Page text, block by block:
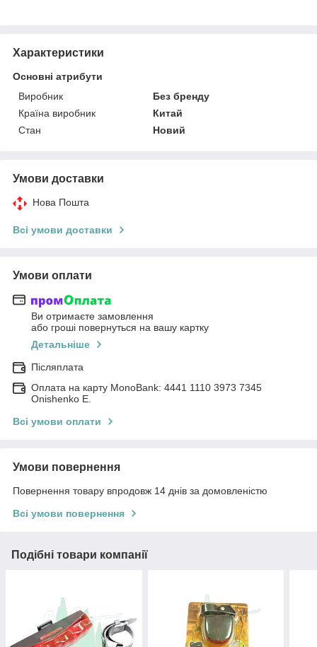
Характеристики
Основні атрибути
Виробник
Без бренду
Країна виробник
Китай
Стан
Новий
Умови доставки
Нова Пошта
Всі умови доставки
Умови оплати
Ви отримаєте замовлення
або гроші повернуться на вашу картку
Детальніше
Післяплата
Оплата на карту MonoBank: 4441 1110 3973 7345
Onishenko E.
Всі умови оплати
Умови повернення
Повернення товару впродовж 14 днів за домовленістю
Всі умови повернення
Подібні товари компанії